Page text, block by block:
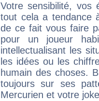
Votre sensibilité,
tout cela a tendance
de ce fait vous faire
pour un joueur
intellectualisant les
les idées ou les
humain des choses.
toujours sur ses
Mercurien et votre